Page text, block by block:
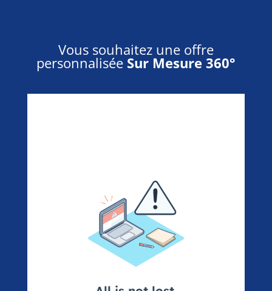
Vous souhaitez une offre
personnalisée Sur Mesure 360°